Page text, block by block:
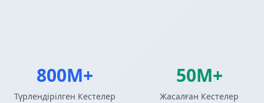
800M+
Түрлендірілген Кестелер
50M+
Жасалған Кестелер